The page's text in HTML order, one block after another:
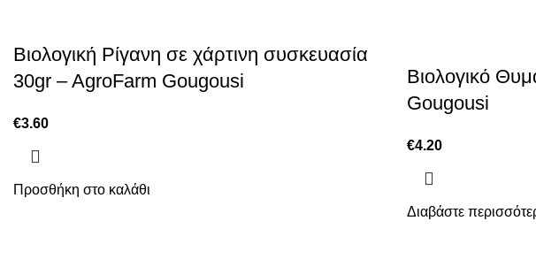
Βιολογική Ρίγανη σε χάρτινη συσκευασία
30gr – AgroFarm Gougousi
€3.60
Προσθήκη στο καλάθι
Βιολογικό
Gougousi
€4.20
Διαβάστε